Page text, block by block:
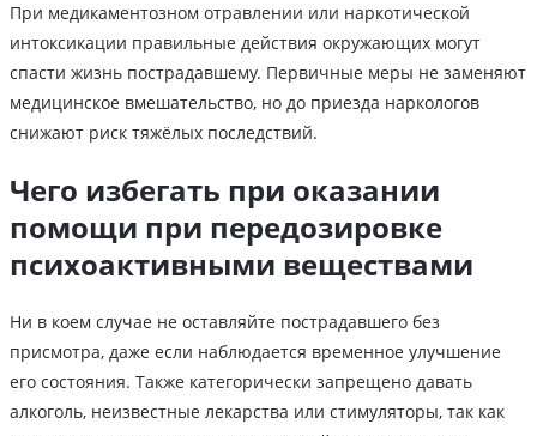
При медикаментозном отравлении или наркотической
интоксикации правильные действия окружающих могут
спасти жизнь пострадавшему. Первичные меры не заменяют
медицинское вмешательство, но до приезда наркологов
снижают риск тяжёлых последствий.
Чего избегать при оказании
помощи при передозировке
психоактивными веществами
Ни в коем случае не оставляйте пострадавшего без
присмотра, даже если наблюдается временное улучшение
его состояния. Также категорически запрещено давать
алкоголь, неизвестные лекарства или стимуляторы, так как